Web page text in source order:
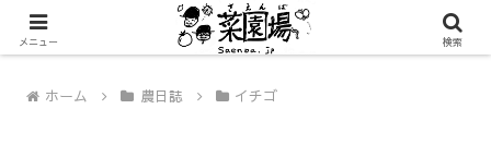
ホーム 農日誌 イチゴ
メニュー 検索